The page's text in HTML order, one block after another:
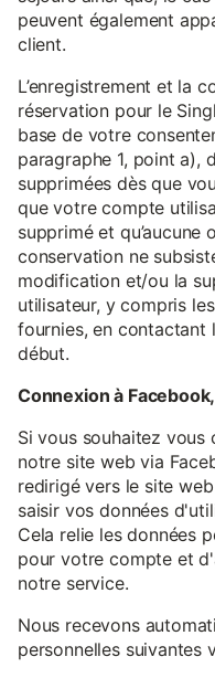
peuvent également
client.
L’enregistrement et la
réservation pour le
base de votre
paragraphe 1, point a),
supprimées dès que
que votre compte
supprimé et qu’aucune
conservation ne
modification et/ou la
utilisateur, y compris
fournies, en contactant
début.
Connexion à
Si vous souhaitez vous
notre site web via
redirigé vers le site
saisir vos données
Cela relie les données
pour votre compte et
notre service.
Nous recevons
personnelles suivantes